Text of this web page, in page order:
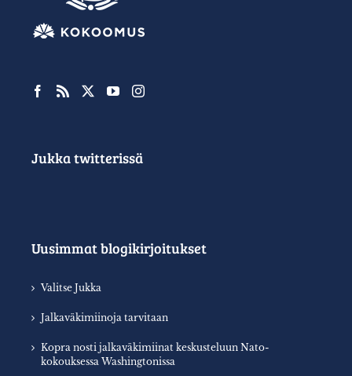
Jukka twitterissä
Uusimmat blogikirjoitukset
Valitse Jukka
Jalkaväkimiinoja tarvitaan
Kopra nosti jalkaväkimiinat keskusteluun Nato-
kokouksessa Washingtonissa